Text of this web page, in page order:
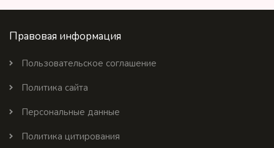
Правовая информация
Пользовательское соглашение
Политика сайта
Персональные данные
Политика цитирования